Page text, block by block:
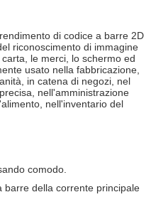
di codice a barre 2D
riconoscimento di immagine
le merci, lo schermo ed
usato nella fabbricazione,
in catena di negozi, nel
nell'amministrazione
nell'inventario del
comodo.
della corrente principale